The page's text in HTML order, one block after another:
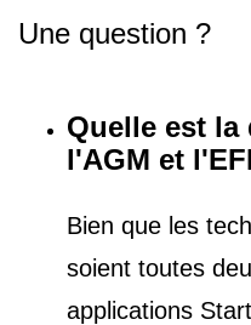
Une question ?
Quelle est la
l'AGM et
Bien que les
soient toutes
applications